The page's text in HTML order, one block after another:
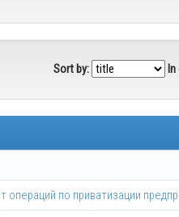
Sort by: In
операций по приватизации